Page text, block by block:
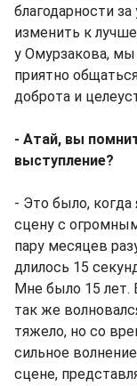
благодарности
изменить к
у Омурзакова,
приятно
доброта и
- Атай, вы
выступление?
- Это было,
сцену с
пару месяцев
длилось 15
Мне было 15 лет.
так же
тяжело, но со
сильное
сцене,